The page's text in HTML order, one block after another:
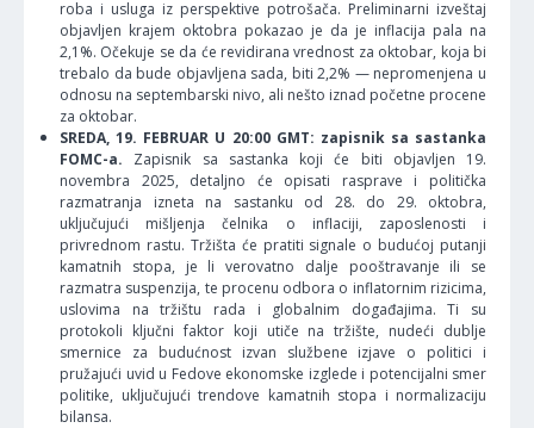
roba i usluga iz perspektive potrošača. Preliminarni izveštaj
objavljen krajem oktobra pokazao je da je inflacija pala na
2,1%. Očekuje se da će revidirana vrednost za oktobar, koja bi
trebalo da bude objavljena sada, biti 2,2% — nepromenjena u
odnosu na septembarski nivo, ali nešto iznad početne procene
za oktobar.
SREDA, 19. FEBRUAR U 20:00 GMT: zapisnik sa sastanka
FOMC-a. Zapisnik sa sastanka koji će biti objavljen 19.
novembra 2025, detaljno će opisati rasprave i politička
razmatranja izneta na sastanku od 28. do 29. oktobra,
uključujući mišljenja čelnika o inflaciji, zaposlenosti i
privrednom rastu. Tržišta će pratiti signale o budućoj putanji
kamatnih stopa, je li verovatno dalje pooštravanje ili se
razmatra suspenzija, te procenu odbora o inflatornim rizicima,
uslovima na tržištu rada i globalnim događajima. Ti su
protokoli ključni faktor koji utiče na tržište, nudeći dublje
smernice za budućnost izvan službene izjave o politici i
pružajući uvid u Fedove ekonomske izglede i potencijalni smer
politike, uključujući trendove kamatnih stopa i normalizaciju
bilansa.